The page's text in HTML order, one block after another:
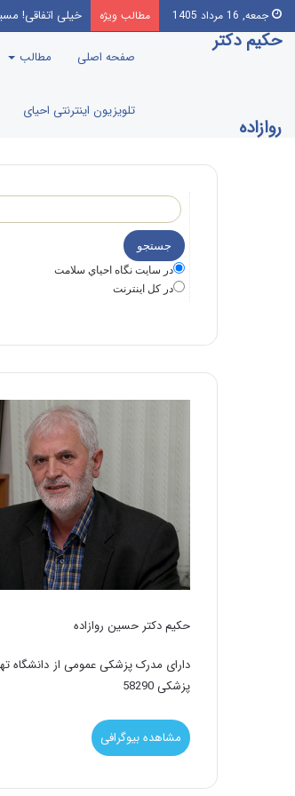
جمعه, 16 مرداد 1405 مطالب ویژه خیلی اتفاقی!
حکیم دکتر
روازاده
صفحه اصلی مطالب
تلویزیون اینترنتی احیای
در سايت نگاه احياي سلامت
در كل اينترنت
حکیم دکتر حسین روازاده
دارای مدرک پزشکی عمومی از دانشگاه
پزشکی 58290
مشاهده بیوگرافی